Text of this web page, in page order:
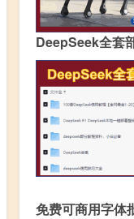
DeepSeek全套
免费可商用字体